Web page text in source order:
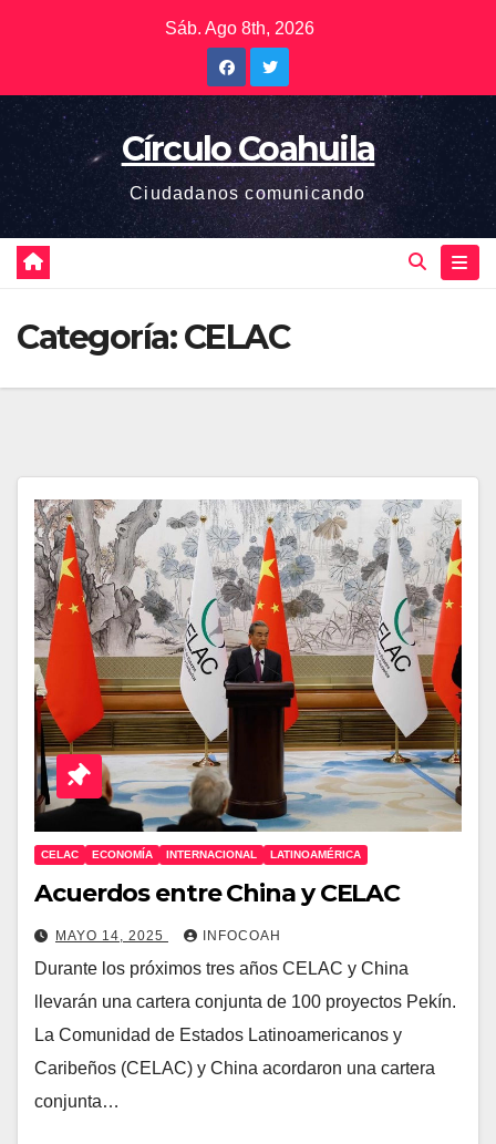
Sáb. Ago 8th, 2026
Círculo Coahuila
Ciudadanos comunicando
Categoría:CELAC
CELAC ECONOMÍA INTERNACIONAL LATINOAMÉRICA
Acuerdos entre China y CELAC
MAYO 14, 2025 INFOCOAH
Durante los próximos tres años CELAC y China
llevarán una cartera conjunta de 100 proyectos Pekín.
La Comunidad de Estados Latinoamericanos y
Caribeños (CELAC) y China acordaron una cartera
conjunta…